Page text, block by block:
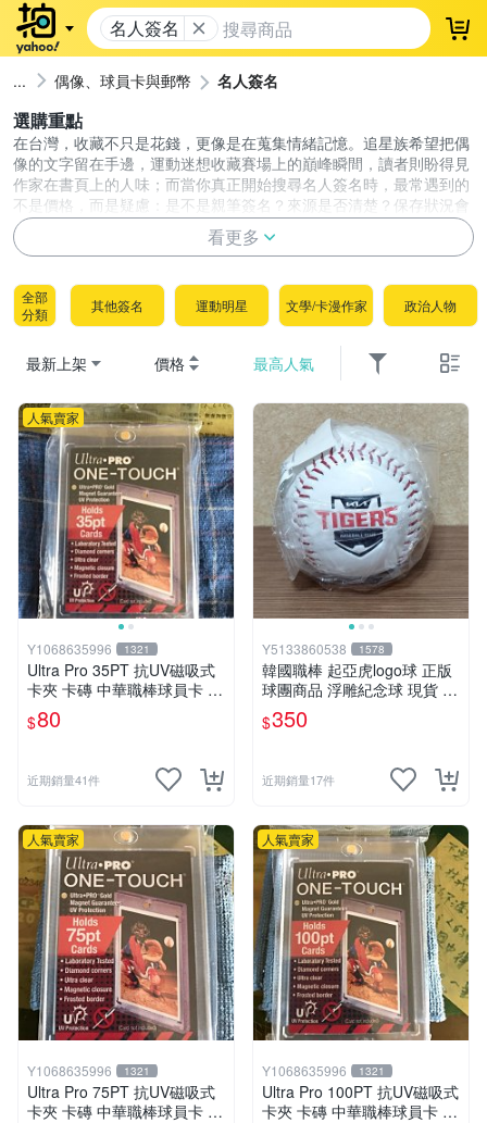
名人簽名 登
偶像、球員卡與郵幣 名人簽名
選購重點
在台灣，收藏不只是花錢，更像是在蒐集情緒記憶。追星族希望把偶
像的文字留在手邊，運動迷想收藏賽場上的巔峰瞬間，讀者則盼得見
作家在書頁上的人味；而當你真正開始搜尋名人簽名時，最常遇到的
不是價格，而是疑慮：是不是親筆簽名？來源是否清楚？保存狀況會
不會影響未來價值？一份可信的簽名收藏不僅能滿足情感連結，也能
降低買到來路不明商品的風險。這篇指南直接用最乾淨的條列，帶你
選名人簽名，請把重點放在「真偽與來源資訊」先過關，
再談人物價值與保存展示。
真偽與來源資訊：先確認是不是「親筆簽名」
名人簽名市場最敏感的風險在於真偽，比較時務必找出
明確的真跡標示：賣場是否清楚標示為親筆簽名，並確
認是否附帶權威機構保證書、認證字號或原始來源文
件。
清晰的簽署背景：了解簽名的取得脈絡，例如是來自官
方原始活動、國際拍賣流通管道、還是資深收藏家整理
的脈絡。拒絕只看照片卻無法追溯來源的盲目下單，才
能把收藏簽名變成可信的資產。
人物類型與主題價值：先選你真的在乎的故事
不同領域的明星簽名、作家簽名或政治人物簽名，其承
載的歷史與情感厚度完全不同
運動明星簽名：偏向賽事迷與球隊支持者。選購時通常
與特定賽季、代表作球衣、球具或關鍵比賽記憶強力連
動，是極熱門的簽名紀念品。
親筆題字或新書發表紀念，帶有細膩的文字情感與讀後
政治人物簽名：具備強烈的歷史與話題性。適合喜歡追
溯時代脈絡、歷史事件與文獻檔案的特殊收藏需求。
保存狀況與載體形式：外觀完整度決定展示體驗
名人簽名會呈現在照片、書籍、卡片、海報、球具或文
件等多元載體上，下單前必須嚴格審視品相
墨跡清晰度：仔細觀察簽名本身的墨跡是否飽滿清晰，
表面是否有不自然的暈染、刮痕或褪色。
載體完整度：檢查紙張或相片是否平整、有無折痕或邊
角磨損。（防護筆記：台灣潮濕的天氣會加速紙品老化
與發黃，選購時應確認・是否附帶保護封套、或評估是
否方便後續自行裝框收納，避免讓簽名紀念品的價值打
折。）
看更多
全部
分類
其他簽名 運動明星 文學/卡漫作家 政治人物
最新上架 價格 最高人氣
人氣賣家
Y1068635996 1321
Ultra Pro 35PT 抗UV磁吸式
卡夾 卡磚 中華職棒球員卡 遊
戲王 寶可夢PTCG 漫威 NBA
MLB
$80
近期銷量41件
Y5133860538 1578
韓國職棒 起亞虎logo球 正版
球團商品 浮雕紀念球 現貨 韓
職KBO
$350
近期銷量17件
人氣賣家
Y1068635996 1321
Ultra Pro 75PT 抗UV磁吸式
卡夾 卡磚 中華職棒球員卡 遊
人氣賣家
Y1068635996 1321
Ultra Pro 100PT 抗UV磁吸式
卡夾 卡磚 中華職棒球員卡 遊